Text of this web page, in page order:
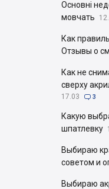
Основні
мовчать
Как
Отзывы о
Как не
сверху
17.03  3
Какую
шпатлевку
Выбираю
советом и
Выбираю